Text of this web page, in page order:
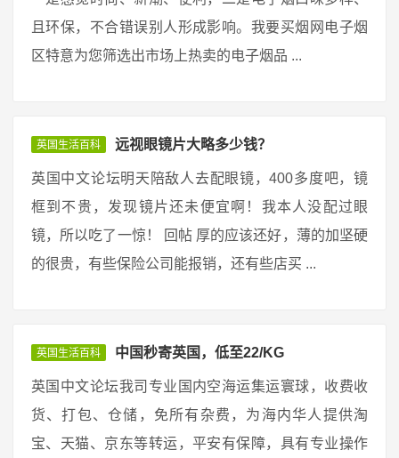
且环保，不合错误别人形成影响。我要买烟网电子烟
区特意为您筛选出市场上热卖的电子烟品 ...
英国生活百科 远视眼镜片大略多少钱？
英国中文论坛明天陪敌人去配眼镜，400多度吧，镜
框到不贵，发现镜片还未便宜啊！我本人没配过眼
镜，所以吃了一惊！ 回帖 厚的应该还好，薄的加坚硬
的很贵，有些保险公司能报销，还有些店买 ...
英国生活百科 中国秒寄英国，低至22/KG
英国中文论坛我司专业国内空海运集运寰球，收费收
货、打包、仓储，免所有杂费，为海内华人提供淘
宝、天猫、京东等转运，平安有保障，具有专业操作